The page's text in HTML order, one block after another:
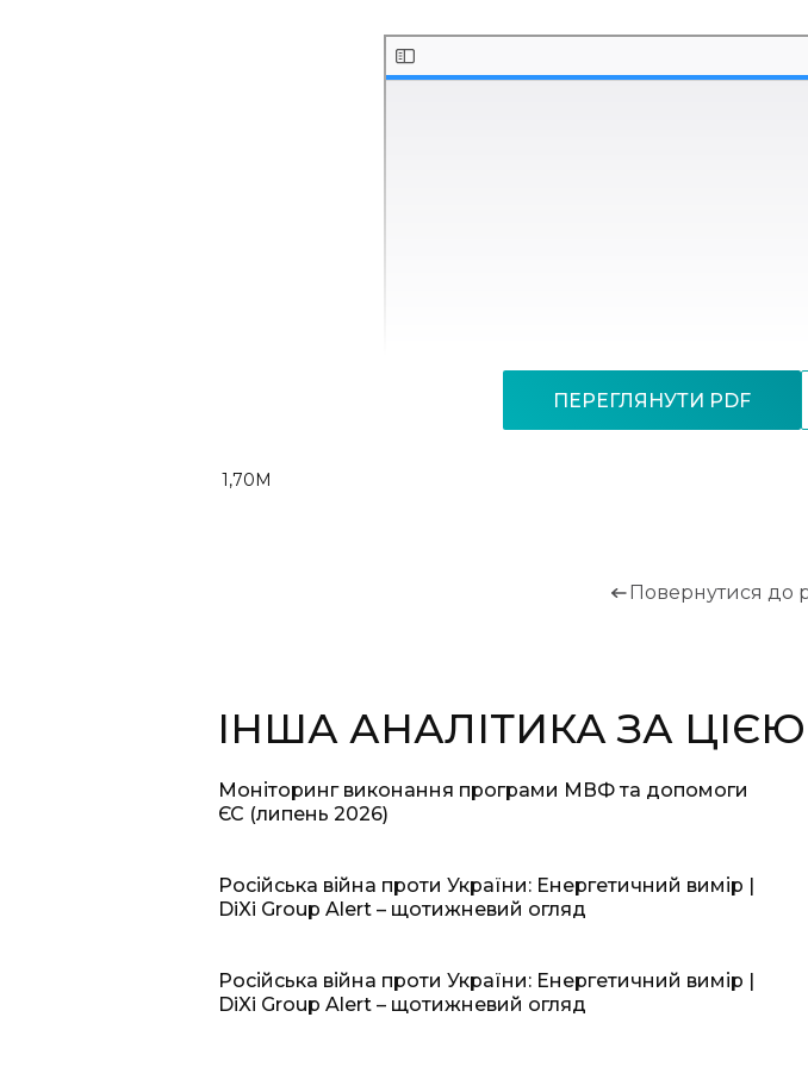
ПЕРЕГЛЯНУТИ PDF
1,70M
Повернутися до
ІНША АНАЛІТИКА ЗА
Моніторинг виконання програми МВФ та допомоги
ЄС (липень 2026)
Російська війна проти України: Енергетичний вимір |
DiXi Group Alert – щотижневий огляд
Російська війна проти України: Енергетичний вимір |
DiXi Group Alert – щотижневий огляд